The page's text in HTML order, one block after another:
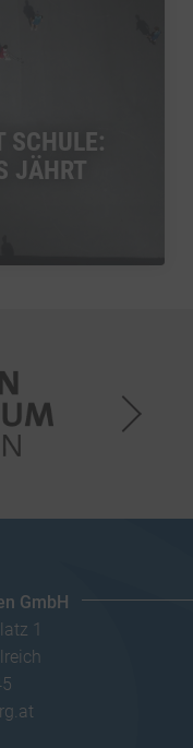
SCHULE:
JÄHRT
GmbH
1